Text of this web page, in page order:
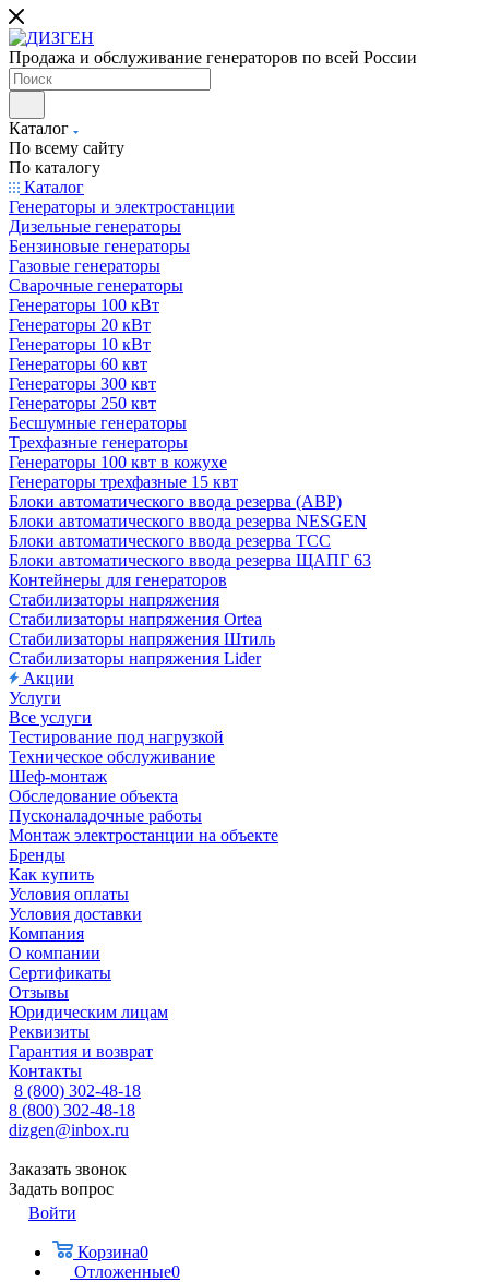
Продажа и обслуживание генераторов по всей России
Каталог
По всему сайту
По каталогу
Каталог
Генераторы и электростанции
Дизельные генераторы
Бензиновые генераторы
Газовые генераторы
Сварочные генераторы
Генераторы 100 кВт
Генераторы 20 кВт
Генераторы 10 кВт
Генераторы 60 квт
Генераторы 300 квт
Генераторы 250 квт
Бесшумные генераторы
Трехфазные генераторы
Генераторы 100 квт в кожухе
Генераторы трехфазные 15 квт
Блоки автоматического ввода резерва (АВР)
Блоки автоматического ввода резерва NESGEN
Блоки автоматического ввода резерва ТСС
Блоки автоматического ввода резерва ЩАПГ 63
Контейнеры для генераторов
Стабилизаторы напряжения
Стабилизаторы напряжения Ortea
Стабилизаторы напряжения Штиль
Стабилизаторы напряжения Lider
Акции
Услуги
Все услуги
Тестирование под нагрузкой
Техническое обслуживание
Шеф-монтаж
Обследование объекта
Пусконаладочные работы
Монтаж электростанции на объекте
Бренды
Как купить
Условия оплаты
Условия доставки
Компания
О компании
Сертификаты
Отзывы
Юридическим лицам
Реквизиты
Гарантия и возврат
Контакты
8 (800) 302-48-18
8 (800) 302-48-18
dizgen@inbox.ru
Заказать звонок
Задать вопрос
Войти
Корзина0
Отложенные0